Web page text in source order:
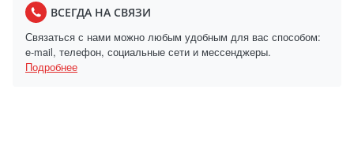
ВСЕГДА НА СВЯЗИ
Связаться с нами можно любым удобным для вас способом:
e-mail, телефон, социальные сети и мессенджеры.
Подробнее